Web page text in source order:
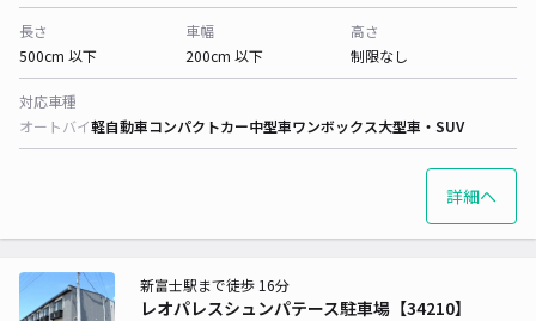
長さ
500cm 以下
車幅
200cm 以下
高さ
制限なし
対応車種
オートバイ軽自動車コンパクトカー中型車ワンボックス大型車・SUV
詳細へ
レオパレスシュンパテース駐車場【34210】
新富士駅まで徒歩 16分